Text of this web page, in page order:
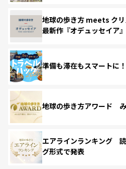
地球の歩き方 meets ク
最新作『オデュッセイア』
準備も滞在もスマートに
地球の歩き方アワード み
エアラインランキング
グ形式で発表